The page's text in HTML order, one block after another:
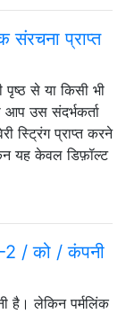
संरचना प्राप्त
से या किसी भी
आप उस संदर्भकर्ता
स्ट्रिंग प्राप्त करने
यह केवल डिफ़ॉल्ट
-2 / को / कंपनी
है। लेकिन पर्मलिंक